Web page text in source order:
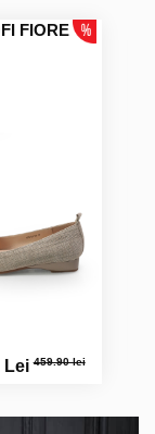
FIORE
Lei459.90 lei